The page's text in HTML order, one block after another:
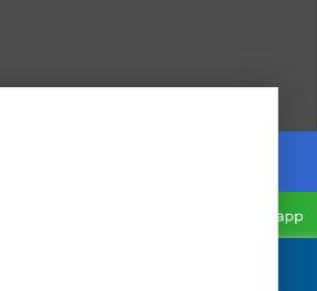
Powered by Nexura